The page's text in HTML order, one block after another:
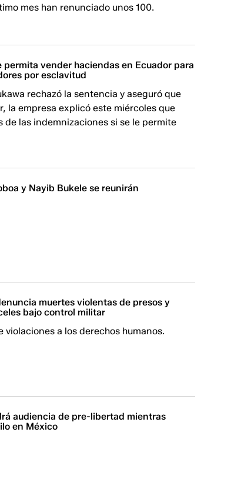
mes han renunciado unos 100.
permita vender haciendas en Ecuador para
por esclavitud
rechazó la sentencia y aseguró que
la empresa explicó este miércoles que
de las indemnizaciones si se le permite
y Nayib Bukele se reunirán
muertes violentas de presos y
bajo control militar
a los derechos humanos.
audiencia de pre-libertad mientras
en México